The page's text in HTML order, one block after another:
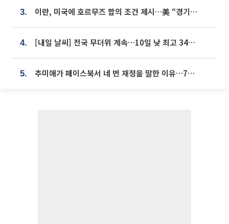
3. 이란, 미국에 호르무즈 합의 조건 제시…美 “경기 아직 안 끝나” [종합]
4. [내일 날씨] 전국 무더위 계속…10일 낮 최고 34도 육박
5. 추미애가 페이스북서 네 번 재정을 말한 이유…7700억 추경 열쇠는 도의회에